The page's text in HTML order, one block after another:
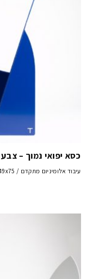
כסא יפואי נמוך – צבע
עיבוד אלומיניום מתקדם / 45x49x75 ס"מ, 2020